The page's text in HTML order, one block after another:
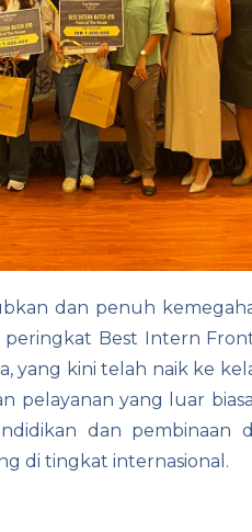
dan penuh
peringkat Best Intern
yang kini telah naik ke
yang luar
dan pembinaan
di tingkat internasional.